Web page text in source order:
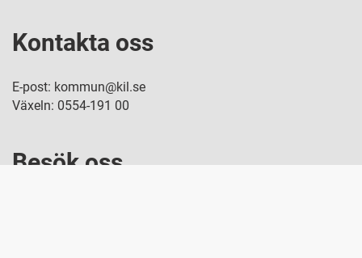
Kontakta oss
E-post: kommun@kil.se
Växeln: 0554-191 00
Besök oss